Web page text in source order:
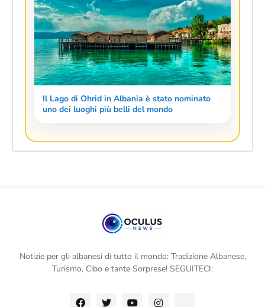
Il Lago di Ohrid in Albania è stato nominato
uno dei luoghi più belli del mondo
Notizie per gli albanesi di tutto il mondo: Tradizione Albanese,
Turismo, Cibo e tante Sorprese! SEGUITECI: